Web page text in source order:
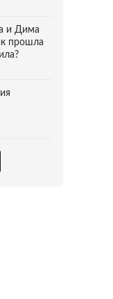
и Дима
прошла